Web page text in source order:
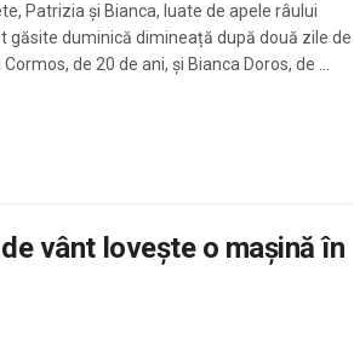
Patrizia și Bianca, luate de apele râului
găsite duminică dimineață după două zile de
de 20 de ani, și Bianca Doros, de ...
vânt lovește o mașină în